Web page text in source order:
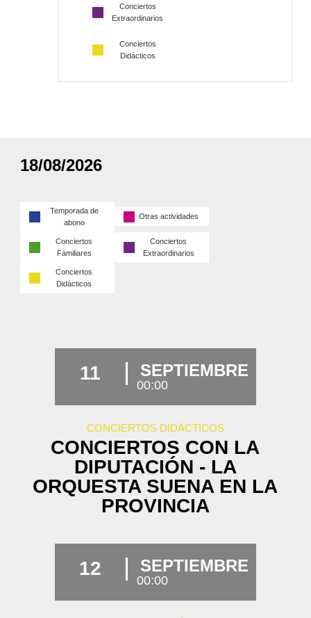
Conciertos
Extraordinarios
Conciertos
Didácticos
18/08/2026
Temporada de
abono
Otras actividades
Conciertos
Familiares
Conciertos
Extraordinarios
Conciertos
Didácticos
11 SEPTIEMBRE
00:00
CONCIERTOS DIDÁCTICOS
CONCIERTOS CON LA
DIPUTACIÓN - LA
ORQUESTA SUENA EN LA
PROVINCIA
12 SEPTIEMBRE
00:00